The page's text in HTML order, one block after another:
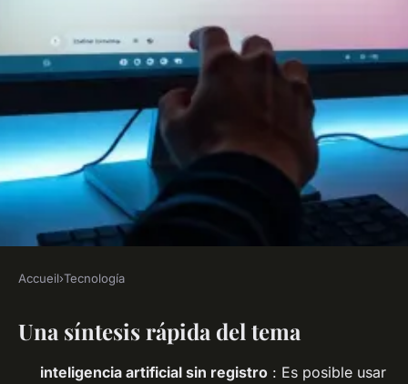
TECNOLOGÍA
Top 5 maneras de utilizar
ChatGPT gratis en español
Accueil›Tecnología
Una síntesis rápida del tema
inteligencia artificial sin registro : Es posible usar